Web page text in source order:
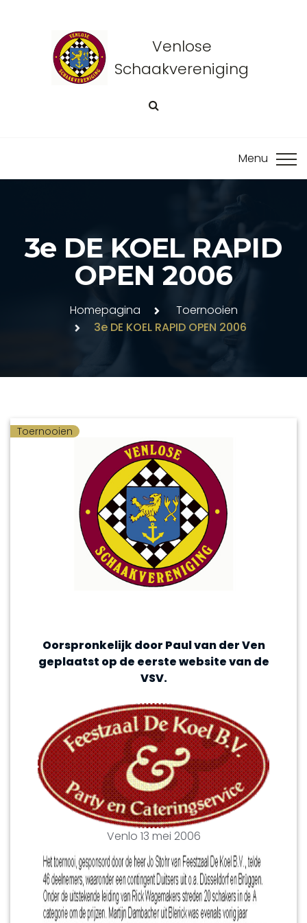
Venlose
Schaakvereniging
3e DE KOEL RAPID
OPEN 2006
Homepagina
Toernooien
3e DE KOEL RAPID OPEN 2006
Toernooien
Oorspronkelijk door Paul van der Ven
geplaatst op de eerste website van de
VSV.
Venlo 13 mei 2006